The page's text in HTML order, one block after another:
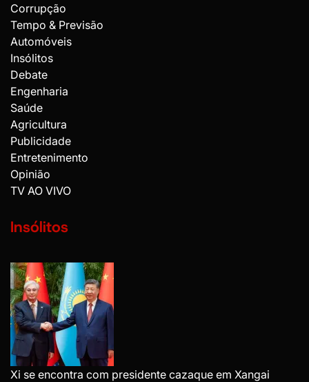
Corrupção
Tempo & Previsão
Automóveis
Insólitos
Debate
Engenharia
Saúde
Agricultura
Publicidade
Entretenimento
Opinião
TV AO VIVO
Insólitos
Xi se encontra com presidente cazaque em Xangai